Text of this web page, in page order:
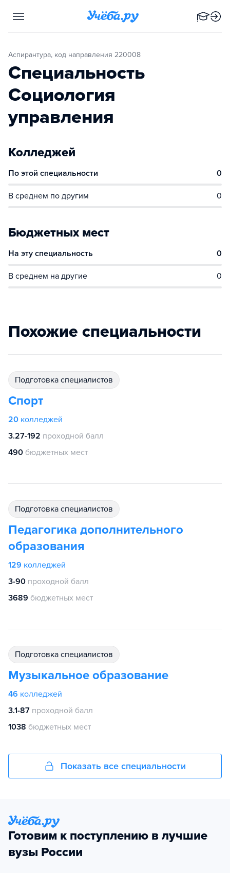
Аспирантура, код направления 220008
Специальность
Социология
управления
Колледжей
По этой специальности 0
В среднем по другим 0
Бюджетных мест
На эту специальность 0
В среднем на другие 0
Похожие специальности
подготовка специалистов
Спорт
20 колледжей
3.27-192 проходной балл
490 бюджетных мест
подготовка специалистов
Педагогика дополнительного
образования
129 колледжей
3-90 проходной балл
3689 бюджетных мест
подготовка специалистов
Музыкальное образование
46 колледжей
3.1-87 проходной балл
1038 бюджетных мест
Показать все специальности
Готовим к поступлению в лучшие
вузы России